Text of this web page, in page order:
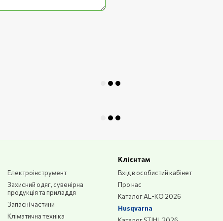
типу для сумісних систем.
пістолета та стан
Електроінструмент
Захисний одяг, сувенірна
продукція та приладдя
Запасні частини
Кліматична техніка
Клієнтам
Вхід в особистий кабінет
Про нас
Каталог AL-KO 2026
Husqvarna